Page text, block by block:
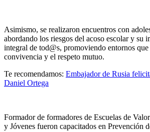
Asimismo, se realizaron encuentros con
abordando los riesgos del acoso escolary su
integral de tod@s, promoviendo entornos
convivencia y el respeto mutuo.
Te recomendamos: Embajador de Rusia
Daniel Ortega
Formador de formadores de Escuelas de
y Jóvenes fueron capacitados en Prevención